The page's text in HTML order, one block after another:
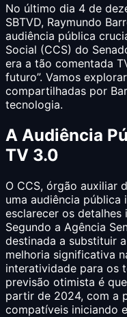
No último dia 4 de
SBTVD, Raymundo
audiência pública
Social (CCS) do
era a tão comentada
futuro”. Vamos
compartilhadas por
tecnologia.
A Audiência
TV 3.0
O CCS, órgão auxiliar
uma audiência
esclarecer os
Segundo a Agência
destinada a substituir
melhoria significativa
interatividade para os
previsão otimista é
partir de 2024, com a
compatíveis iniciando